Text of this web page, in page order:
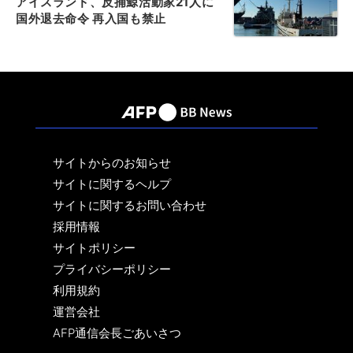
国外退去命令 再入国も禁止
サイトからのお知らせ
サイトに関するヘルプ
サイトに関するお問い合わせ
採用情報
サイトポリシー
プライバシーポリシー
利用規約
運営会社
AFP通信会長ごあいさつ